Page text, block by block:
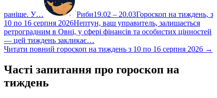
раніше. У… Риби19.02 – 20.03Гороскоп на тиждень, з
10 по 16 серпня 2026Нептун, ваш управитель, залишається
ретроградним в Овні, у сфері фінансів та особистих цінностей
— цей тиждень закликає…
Читати повний гороскоп на тиждень з 10 по 16 серпня 2026 →
Часті запитання про гороскоп на
тиждень